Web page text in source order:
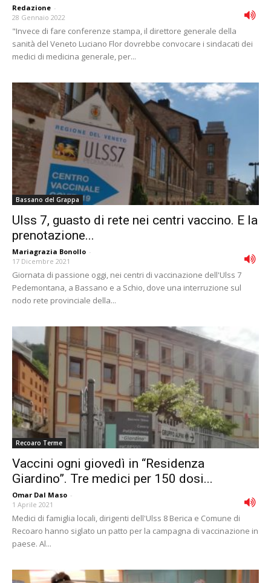
Redazione -
28 Gennaio 2022
"Invece di fare conferenze stampa, il direttore generale della
sanità del Veneto Luciano Flor dovrebbe convocare i sindacati dei
medici di medicina generale, per...
Bassano del Grappa
Ulss 7, guasto di rete nei centri vaccino. E la
prenotazione...
Mariagrazia Bonollo -
17 Dicembre 2021
Giornata di passione oggi, nei centri di vaccinazione dell'Ulss 7
Pedemontana, a Bassano e a Schio, dove una interruzione sul
nodo rete provinciale della...
Recoaro Terme
Vaccini ogni giovedì in “Residenza
Giardino”. Tre medici per 150 dosi...
Omar Dal Maso -
1 Aprile 2021
Medici di famiglia locali, dirigenti dell'Ulss 8 Berica e Comune di
Recoaro hanno siglato un patto per la campagna di vaccinazione in
paese. Al...